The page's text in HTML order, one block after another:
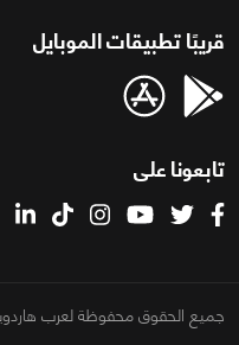
قريبًا تطبيقات الموبايل
تابعونا على
جميع الحقوق محفوظة لعرب هاردوير ©